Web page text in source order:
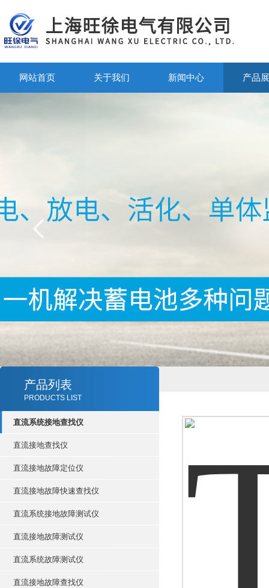
网站首页 关于我们 新闻中心 产品
产品列表
PRODUCTS LIST
直流系统接地查找仪
直流接地查找仪
直流接地故障定位仪
直流接地故障快速查找仪
直流系统接地故障测试仪
直流接地故障测试仪
直流系统故障测试仪
直流接地故障查找仪